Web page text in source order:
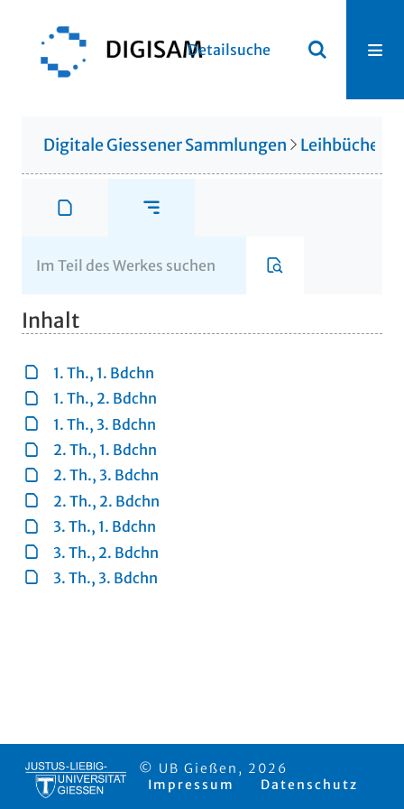
Detailsuche
Digitale Giessener Sammlungen
Inhalt
1. Th., 1. Bdchn
1. Th., 2. Bdchn
1. Th., 3. Bdchn
2. Th., 1. Bdchn
2. Th., 3. Bdchn
2. Th., 2. Bdchn
3. Th., 1. Bdchn
3. Th., 2. Bdchn
3. Th., 3. Bdchn
© UB Gießen, 2026
Impressum
Datenschutz